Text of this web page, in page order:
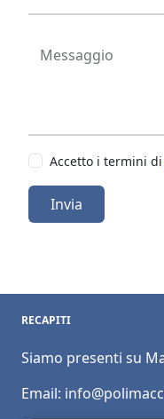
Messaggio
Accetto i termini di
Invia
RECAPITI
Siamo presenti su
Email: